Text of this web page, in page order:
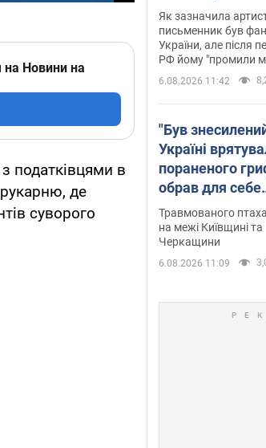
на Новини на
податківцями в
де
суворого
навіть
знав, а тепер
геноциду
Як зазначила
письменник був
України, але після
РФ йому "промили
6.08.2026 11:42
"Був
Україні
пораненого
обрав для себе
нетиповий
Фото
Травмованого
на межі Київщині та
Черкащини
6.08.2026 11:09